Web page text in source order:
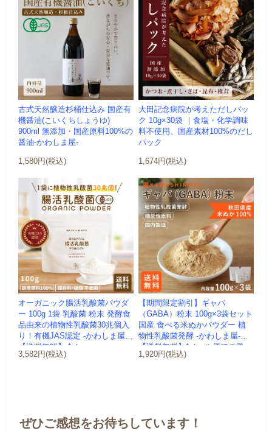
古式天然醸造杉桶仕込み 国産有
機醤油(こいくちしょうゆ)
900ml 無添加・国産原料100%の
醤油-かわしま屋-
1,580円(税込)
大田記念病院が考えただしパッ
ク 10g×30袋 ｜食塩・化学調味
料不使用、国産素材100%のだし
パック
1,674円(税込)
オーガニック腸活乳酸菌パウダ
ー 100g 1袋 乳酸菌 粉末 発酵食
品由来の植物性乳酸菌30兆個入
り！有機JAS認定 -かわしま屋-
【送料無料】 *メ...
3,582円(税込)
【期間限定割引】ギャバ
（GABA）粉末 100g×3袋セット
国産 食べる米ぬかパウダー 植
物性乳酸菌発酵 -かわしま屋-
【送料無料】*メール便での発
送...
1,920円(税込)
ぜひご感想をお待ちしています！